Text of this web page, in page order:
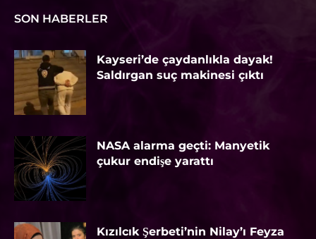
SON HABERLER
Kayseri’de çaydanlıkla dayak!
Saldırgan suç makinesi çıktı
NASA alarma geçti: Manyetik
çukur endişe yarattı
Kızılcık Şerbeti’nin Nilay’ı Feyza